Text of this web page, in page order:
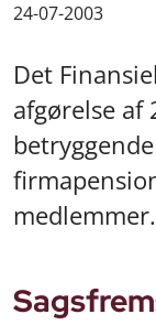
24-07-2003
Det
afgørelse af
medlemmer.